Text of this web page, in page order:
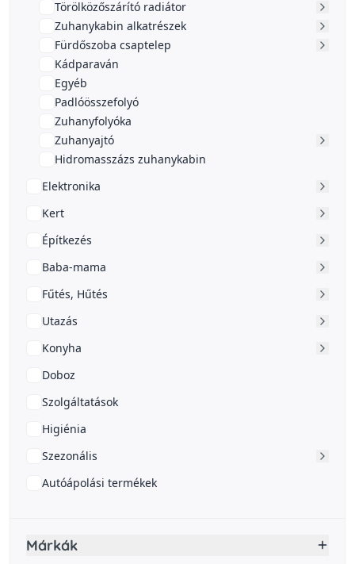
Törölközőszárító radiátor
Zuhanykabin alkatrészek
Fürdőszoba csaptelep
Kádparaván
Egyéb
Padlóösszefolyó
Zuhanyfolyóka
Zuhanyajtó
Hidromasszázs zuhanykabin
Elektronika
Kert
Építkezés
Baba-mama
Fűtés, Hűtés
Utazás
Konyha
Doboz
Szolgáltatások
Higiénia
Szezonális
Autóápolási termékek
Márkák